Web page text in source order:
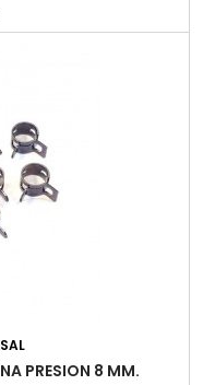
PRESION 8 MM.